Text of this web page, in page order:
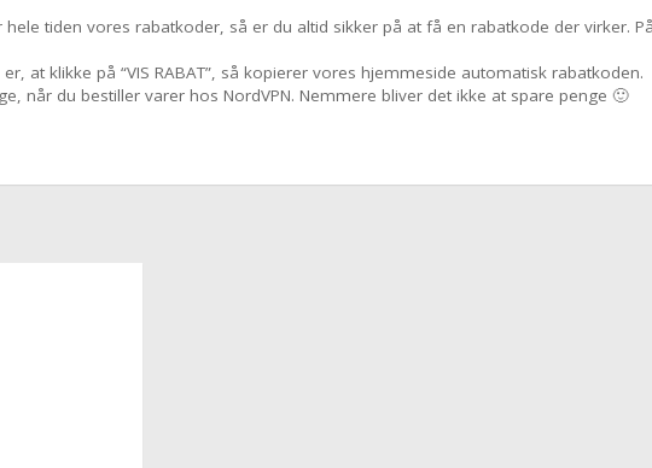
tiden vores rabatkoder, så er du altid sikker på at få en rabatkode der virker.
at klikke på “VIS RABAT”, så kopierer vores hjemmeside automatisk rabatkoden.
når du bestiller varer hos NordVPN. Nemmere bliver det ikke at spare penge 🙂